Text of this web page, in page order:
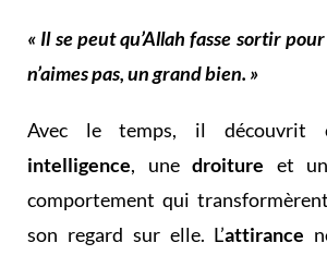
« Il se peut qu’Allah fasse sortir
n’aimes pas, un grand bien. »
Avec le temps, il découvrit
intelligence, une droiture et
comportement qui
son regard sur elle. L’attirance